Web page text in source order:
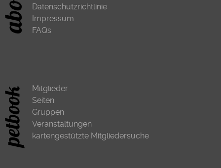
Datenschutzrichtlinie
Impressum
FAQs
Mitglieder
Seiten
Gruppen
Veranstaltungen
kartengestützte Mitgliedersuche